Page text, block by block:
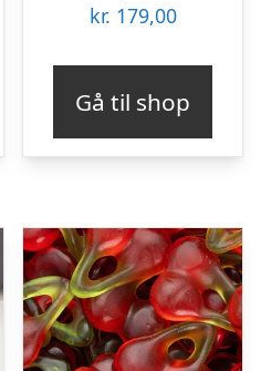
kr. 179,00
Gå til shop